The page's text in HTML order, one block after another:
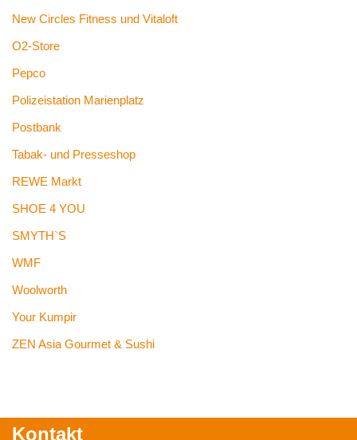
New Circles Fitness und Vitaloft
O2-Store
Pepco
Polizeistation Marienplatz
Postbank
Tabak- und Presseshop
REWE Markt
SHOE 4 YOU
SMYTH`S
WMF
Woolworth
Your Kumpir
ZEN Asia Gourmet & Sushi
Kontakt